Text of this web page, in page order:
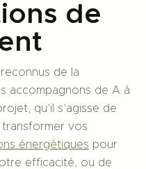
de
de la
accompagnons de A à
qu’il s’agisse de
vos
énergétiques pour
efficacité, ou de